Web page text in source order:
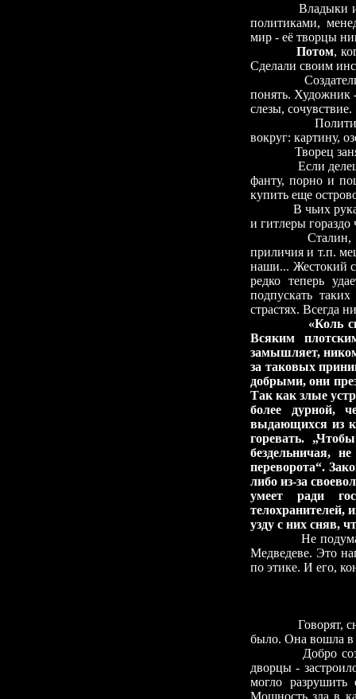
Владыки
политиками,
мир - её творцы
Потом,
Сделали своим
понять. Художник
слезы, сочувствие.
вокруг: картину,
Творец
Если
фанту, порно и
купить еще
В чьих
и гитлеры
Сталин,
приличия и т.п.
наши... Жестокий
редко теперь
подпускать
страстях. Всегда
«Коль
Всяким
замышляет,
за таковых
добрыми, они
Так как злые
более дурной,
выдающихся из
горевать.
бездельничая,
переворота“.
либо из-за
умеет ради
телохранителей,
узду с них сняв,
Не
Медведеве. Это
по этике. И его,
Говорят,
было. Она вошла в
Добро
дворцы-
могло
Мощность зла в